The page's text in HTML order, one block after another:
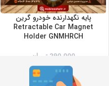
پایه نگهدارنده خودرو گرین
Retractable Car Magnet
Holder GNMHRCH
290,000 تومان